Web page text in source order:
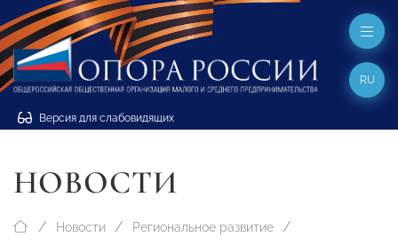
Версия для слабовидящих
RU
НОВОСТИ
Новости Региональное развитие